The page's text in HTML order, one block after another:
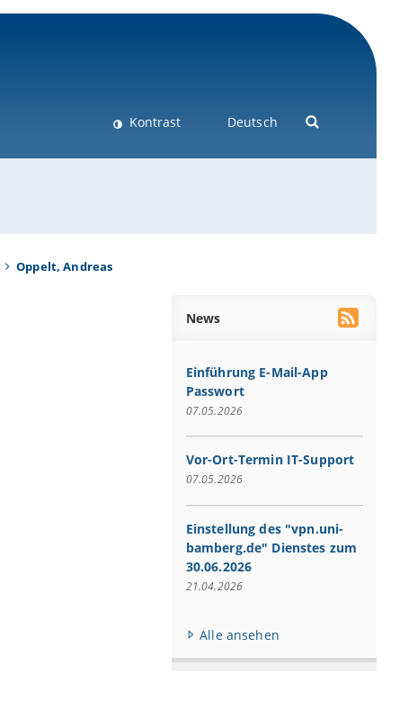
Kontrast Deutsch
Oppelt, Andreas
News
Einführung E-Mail-App
Passwort
07.05.2026
Vor-Ort-Termin IT-Support
07.05.2026
Einstellung des "vpn.uni-
bamberg.de" Dienstes zum
30.06.2026
21.04.2026
Alle ansehen